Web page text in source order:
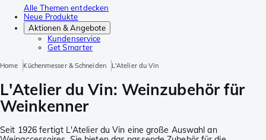
Alle Themen entdecken
Neue Produkte
Aktionen & Angebote
Kundenservice
Get Smarter
Home Küchenmesser & Schneiden L'Atelier du Vin
L'Atelier du Vin: Weinzubehör für
Weinkenner
Seit 1926 fertigt L'Atelier du Vin eine große Auswahl an